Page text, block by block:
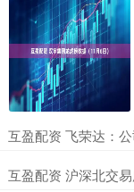
互盈配资 飞荣达：
互盈配资 沪深北交